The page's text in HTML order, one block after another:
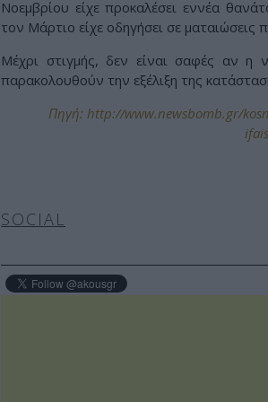
Νοεμβρίου είχε προκαλέσει εννέα
τον Μάρτιο είχε οδηγήσει σε
Μέχρι στιγμής, δεν είναι σαφές αν η
παρακολουθούν την εξέλιξη της
Πηγή: http://www.newsbomb.gr/
SOCIAL